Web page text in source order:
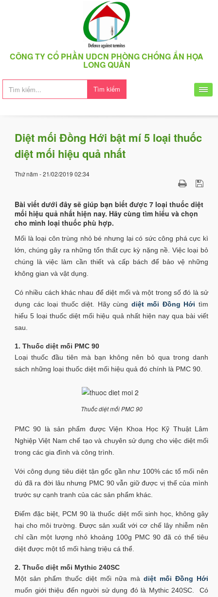
CÔNG TY CỔ PHẦN UDCN PHÒNG CHỐNG ẨN HỌA
LONG QUÂN
Tìm kiếm
Diệt mối Đồng Hới bật mí 5 loại thuốc
diệt mối hiệu quả nhất
Thứ năm - 21/02/2019 02:34
Bài viết dưới đây sẽ giúp bạn biết được 7 loại thuốc diệt
mối hiệu quả nhất hiện nay. Hãy cùng tìm hiểu và chọn
cho mình loại thuốc phù hợp.
Mối là loại côn trùng nhỏ bé nhưng lại có sức công phá cực kì
lớn, chúng gây ra những tổn thất cực kỳ nặng nề. Việc loại bỏ
chúng là việc làm cần thiết và cấp bách để bảo vệ những
không gian và vật dụng.
Có nhiều cách khác nhau để diệt mối và một trong số đó là sử
dụng các loại thuốc diệt. Hãy cùng diệt mối Đồng Hới tìm
hiểu 5 loại thuốc diệt mối hiệu quả nhất hiện nay qua bài viết
sau.
1. Thuốc diệt mối PMC 90
Loại thuốc đầu tiên mà bạn không nên bỏ qua trong danh
sách những loại thuốc diệt mối hiệu quả đó chính là PMC 90.
Thuốc diệt mối PMC 90
PMC 90 là sản phẩm được Viện Khoa Học Kỹ Thuật Lâm
Nghiệp Việt Nam chế tạo và chuyên sử dụng cho việc diệt mối
trong các gia đình và công trình.
Với công dụng tiêu diệt tận gốc gần như 100% các tổ mối nên
dù đã ra đời lâu nhưng PMC 90 vẫn giữ được vị thế của mình
trước sự cạnh tranh của các sản phẩm khác.
Điểm đặc biệt, PCM 90 là thuốc diệt mối sinh học, không gây
hại cho môi trường. Được sản xuất với cơ chế lây nhiễm nên
chỉ cần một lượng nhỏ khoảng 100g PMC 90 đã có thể tiêu
diệt được một tổ mối hàng triệu cá thể.
2. Thuốc diệt mối Mythic 240SC
Một sản phẩm thuốc diệt mối nữa mà diệt mối Đồng Hới
muốn giới thiệu đến người sử dụng đó là Mythic 240SC. Có